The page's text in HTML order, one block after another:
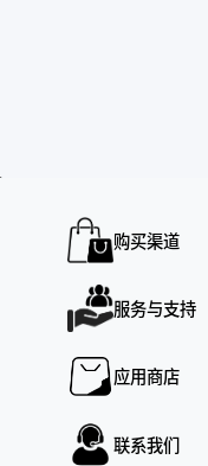
购买渠道
服务与支持
应用商店
联系我们